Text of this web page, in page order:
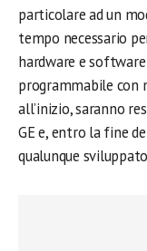
particolare ad un
tempo necessario
hardware e
programmabile con
all’inizio, saranno
GE e, entro la fine
qualunque